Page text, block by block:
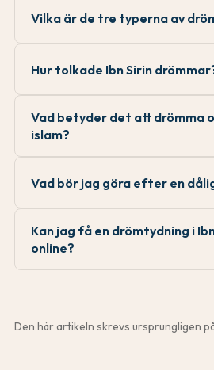
Vilka är de tre typerna av
Hur tolkade Ibn Sirin
Vad betyder det att drömma
islam?
Vad bör jag göra efter en
Kan jag få en drömtydning i
online?
Den här artikeln skrevs ursprungligen